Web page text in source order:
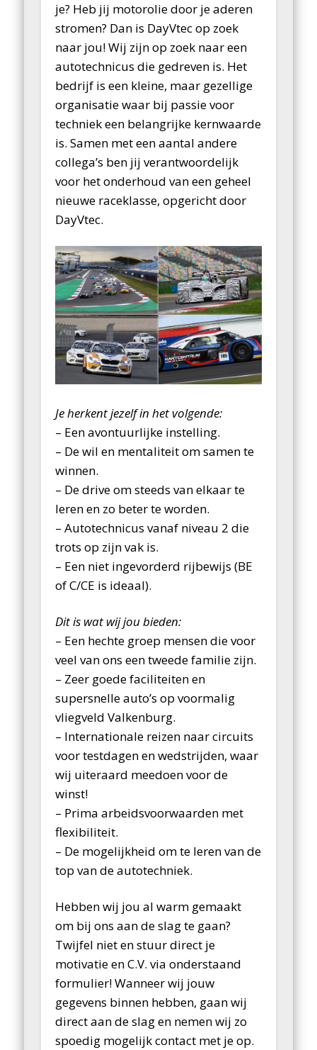
je? Heb jij motorolie door je aderen
stromen? Dan is DayVtec op zoek
naar jou! Wij zijn op zoek naar een
autotechnicus die gedreven is. Het
bedrijf is een kleine, maar gezellige
organisatie waar bij passie voor
techniek een belangrijke kernwaarde
is. Samen met een aantal andere
collega’s ben jij verantwoordelijk
voor het onderhoud van een geheel
nieuwe raceklasse, opgericht door
DayVtec.
Je herkent jezelf in het volgende:
– Een avontuurlijke instelling.
– De wil en mentaliteit om samen te
winnen.
– De drive om steeds van elkaar te
leren en zo beter te worden.
– Autotechnicus vanaf niveau 2 die
trots op zijn vak is.
– Een niet ingevorderd rijbewijs (BE
of C/CE is ideaal).
Dit is wat wij jou bieden:
– Een hechte groep mensen die voor
veel van ons een tweede familie zijn.
– Zeer goede faciliteiten en
supersnelle auto’s op voormalig
vliegveld Valkenburg.
– Internationale reizen naar circuits
voor testdagen en wedstrijden, waar
wij uiteraard meedoen voor de
winst!
– Prima arbeidsvoorwaarden met
flexibiliteit.
– De mogelijkheid om te leren van de
top van de autotechniek.
Hebben wij jou al warm gemaakt
om bij ons aan de slag te gaan?
Twijfel niet en stuur direct je
motivatie en C.V. via onderstaand
formulier! Wanneer wij jouw
gegevens binnen hebben, gaan wij
direct aan de slag en nemen wij zo
spoedig mogelijk contact met je op.